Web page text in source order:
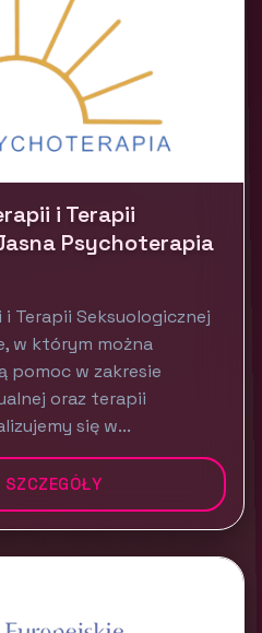
i Terapii
Psychoterapia
Terapii Seksuologicznej
w którym można
pomoc w zakresie
oraz terapii
się w...